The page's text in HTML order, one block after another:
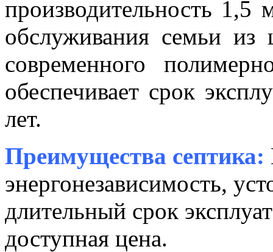
производительность 1,5
обслуживания семьи из
современного
обеспечивает срок
лет.
Преимущества септика:
энергонезависимость,
длительный срок
доступная цена.